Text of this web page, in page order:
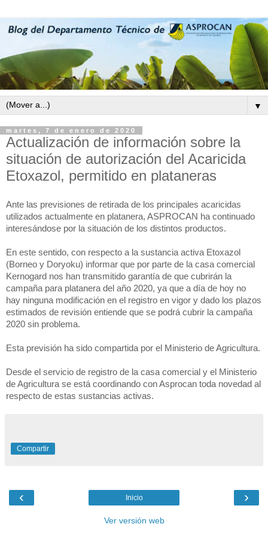
▼
martes, 7 de enero de 2020
Actualización de información sobre la
situación de autorización del Acaricida
Etoxazol, permitido en plataneras
Ante las previsiones de retirada de los principales acaricidas
utilizados actualmente en platanera, ASPROCAN ha continuado
interesándose por la situación de los distintos productos.
En este sentido, con respecto a la sustancia activa Etoxazol
(Borneo y Doryoku) informar que por parte de la casa comercial
Kernogard nos han transmitido garantía de que cubrirán la
campaña para platanera del año 2020, ya que a día de hoy no
hay ninguna modificación en el registro en vigor y dado los plazos
estimados de revisión entiende que se podrá cubrir la campaña
2020 sin problema.
Esta previsión ha sido compartida por el Ministerio de Agricultura.
Desde el servicio de registro de la casa comercial y el Ministerio
de Agricultura se está coordinando con Asprocan toda novedad al
respecto de estas sustancias activas.
Compartir
‹ ›
Inicio
Ver versión web